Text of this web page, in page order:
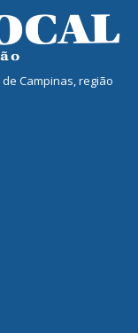
de Campinas, região